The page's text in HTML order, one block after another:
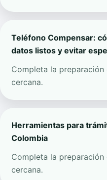
Teléfono Compensar:
datos listos y evitar
Completa la preparación
cercana.
Herramientas para
Colombia
Completa la preparación
cercana.